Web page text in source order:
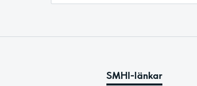
SMHI-länkar